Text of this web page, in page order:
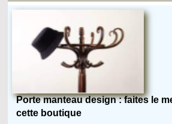
Porte manteau design : faites le
cette boutique